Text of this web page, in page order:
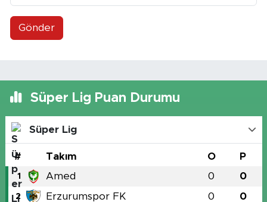
Gönder
Süper Lig Puan Durumu
Süper Lig
# Takım O P
1 Amed 0 0
2 Erzurumspor FK 0 0